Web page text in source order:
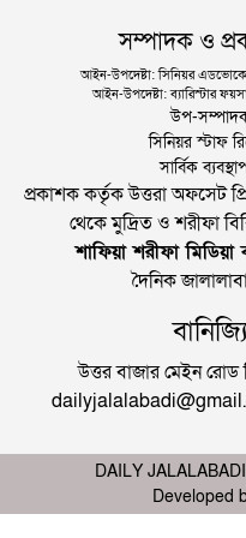
সম্পাদক ও
আইন-উপদেষ্টা: সিনিয়র
আইন-উপদেষ্টা: ব্যারিস্টার
উপ-
সিনিয়র স্টাফ
সার্বিক
প্রকাশক কর্তৃক উত্তরা অফসেট
থেকে মুদ্রিত ও শরীফা
শাফিয়া শরীফা মিডিয়া
দৈনিক
উত্তর বাজার মেইন রোড
DAILY
Developed